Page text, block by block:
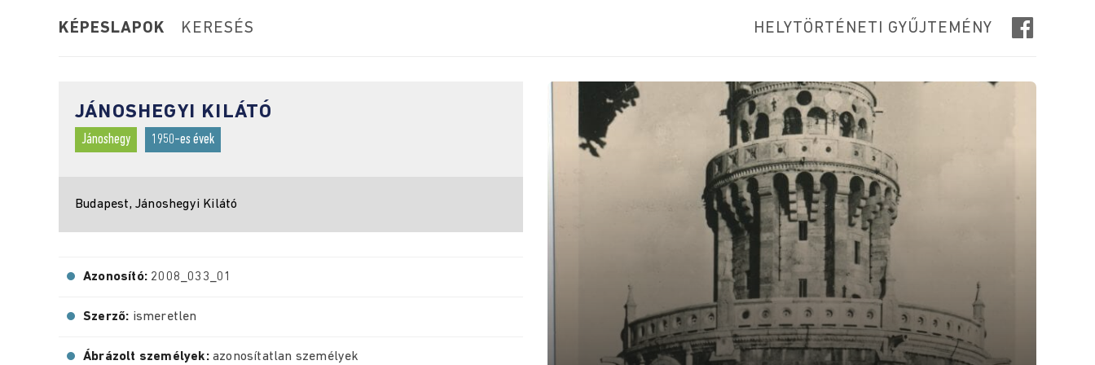
KÉPESLAPOK KERESÉS HELYTÖRTÉNETI GYŰJTEMÉNY
JÁNOSHEGYI KILÁTÓ
Jánoshegy 1950-es évek
Budapest, Jánoshegyi Kilátó
Azonosító: 2008_033_01
Szerző: ismeretlen
Ábrázolt személyek: azonosítatlan személyek